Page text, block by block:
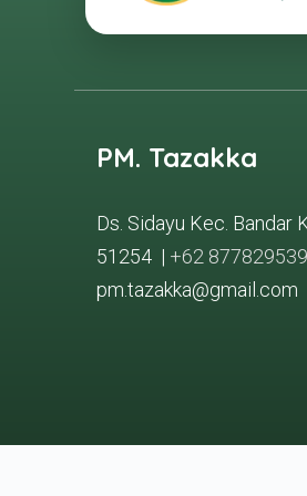
PM. Tazakka
Ds. Sidayu Kec. Bandar
51254 | +62
pm.tazakka@gmail.com